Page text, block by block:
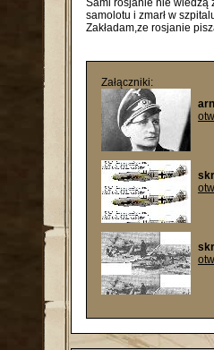
Sami rosjanie nie wiedzą
samolotu i zmarł w
Zakładam,ze rosjanie
Załączniki: